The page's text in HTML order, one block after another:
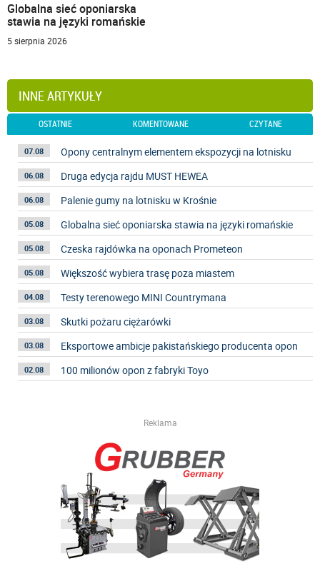
Globalna sieć oponiarska
stawia na języki romańskie
5 sierpnia 2026
INNE ARTYKUŁY
OSTATNIE KOMENTOWANE CZYTANE
07.08 Opony centralnym elementem ekspozycji na lotnisku
06.08 Druga edycja rajdu MUST HEWEA
06.08 Palenie gumy na lotnisku w Krośnie
05.08 Globalna sieć oponiarska stawia na języki romańskie
05.08 Czeska rajdówka na oponach Prometeon
05.08 Większość wybiera trasę poza miastem
04.08 Testy terenowego MINI Countrymana
03.08 Skutki pożaru ciężarówki
03.08 Eksportowe ambicje pakistańskiego producenta opon
02.08 100 milionów opon z fabryki Toyo
Reklama